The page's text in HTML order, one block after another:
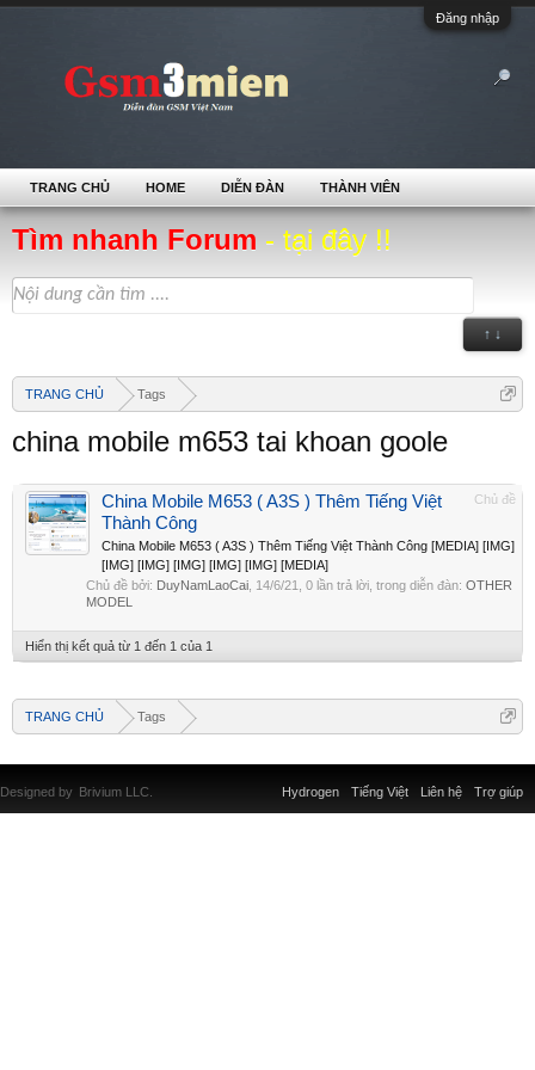
Đăng nhập
Tìm nhanh Forum - tại đây !!
↑ ↓
TRANG CHỦ Tags
china mobile m653 tai khoan goole
Chủ đề
China Mobile M653 ( A3S ) Thêm Tiếng Việt
Thành Công
China Mobile M653 ( A3S ) Thêm Tiếng Việt Thành Công [MEDIA] [IMG]
[IMG] [IMG] [IMG] [IMG] [IMG] [MEDIA]
Chủ đề bởi: DuyNamLaoCai 14/6/21 , 0 lần trả lời, trong diễn đàn: OTHER
MODEL
Hiển thị kết quả từ 1 đến 1 của 1
TRANG CHỦ Tags
TRANG CHỦ HOME DIỄN ĐÀN THÀNH VIÊN
Liên hệ Trợ giúp
Hydrogen Tiếng Việt
Designed by Brivium LLC.